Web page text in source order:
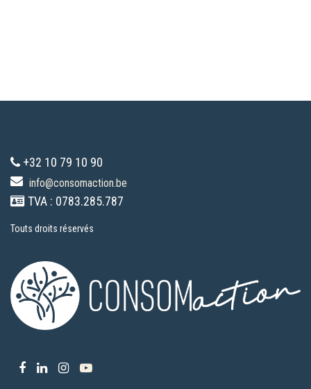
+32 10 79 10 90
info@consomaction.be
TVA : 0783.285.787
Touts droits réservés